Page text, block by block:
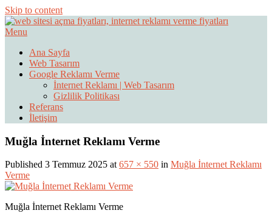
Skip to content
Web Sitesi Açma, İnternet Sitesi
Fiyatları
Menu
Ana Sayfa
Web Tasarım
Google Reklamı Verme
İnternet Reklamı | Web Tasarım
Gizlilik Politikası
Referans
İletişim
Muğla İnternet Reklamı Verme
Published 3 Temmuz 2025 at657 × 550 in Muğla İnternet Reklamı
Verme
Muğla İnternet Reklamı Verme